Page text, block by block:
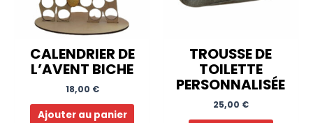
CALENDRIER DE
L’AVENT BICHE
18,00 €
Ajouter au panier
TROUSSE DE
TOILETTE
PERSONNALISÉE
25,00 €